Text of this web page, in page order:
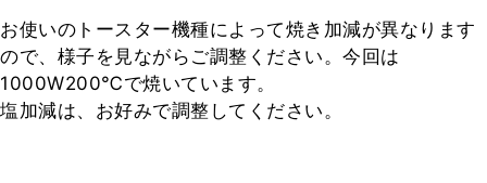
お使いのトースター機種によって焼き加減が異なります
ので、様子を見ながらご調整ください。今回は
1000W200℃で焼いています。
塩加減は、お好みで調整してください。